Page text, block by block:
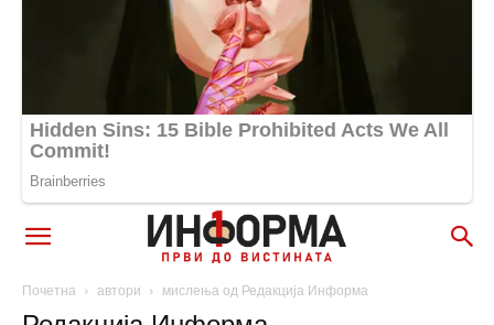
Почетна автори мислења од Редакција Информа